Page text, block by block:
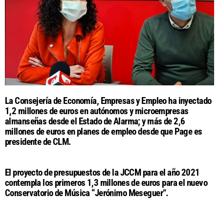
La Consejería de Economía, Empresas y Empleo ha inyectado
1,2 millones de euros en autónomos y microempresas
almanseñas desde el Estado de Alarma; y más de 2,6
millones de euros en planes de empleo desde que Page es
presidente de CLM.
El proyecto de presupuestos de la JCCM para el año 2021
contempla los primeros 1,3 millones de euros para el nuevo
Conservatorio de Música “Jerónimo Meseguer”.